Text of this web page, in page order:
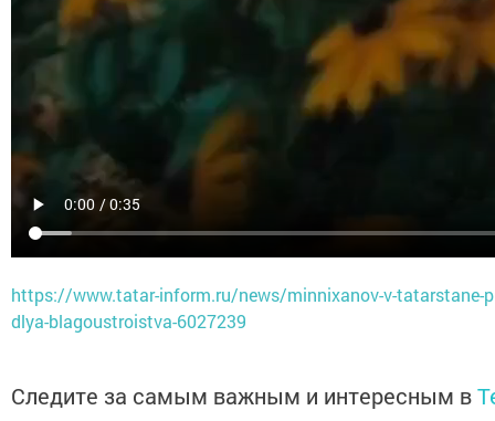
https://www.tatar-inform.ru/news/minnixanov-v-tatarstane-
dlya-blagoustroistva-6027239
Следите за самым важным и интересным в